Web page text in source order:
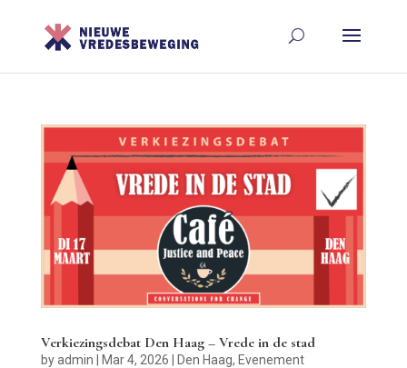
Verkiezingsdebat Den Haag – Vrede in de stad
byadmin | Mar 4, 2026 | Den Haag, Evenement